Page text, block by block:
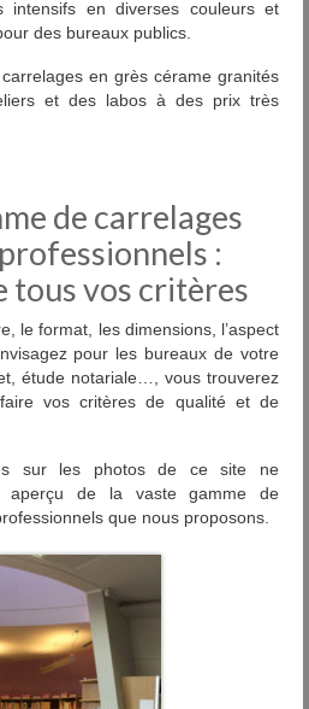
intensifs en diverses couleurs et
des bureaux publics.
en grès cérame granités
et des labos à des prix très
de carrelages
:
tous vos critères
le format, les dimensions, l’aspect
pour les bureaux de votre
étude notariale…, vous trouverez
vos critères de qualité et de
sur les photos de ce site ne
aperçu de la vaste gamme de
que nous proposons.